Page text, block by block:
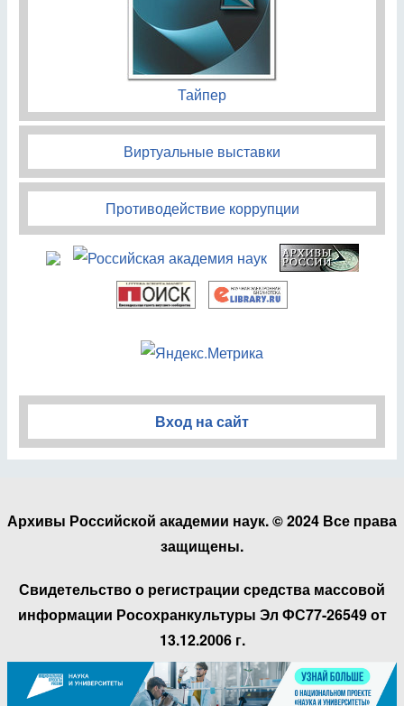
Тайпер
Виртуальные выставки
Противодействие коррупции
Вход на сайт
Архивы Российской академии наук. © 2024 Все права
защищены.
Свидетельство о регистрации средства массовой
информации Росохранкультуры Эл ФС77-26549 от
13.12.2006 г.